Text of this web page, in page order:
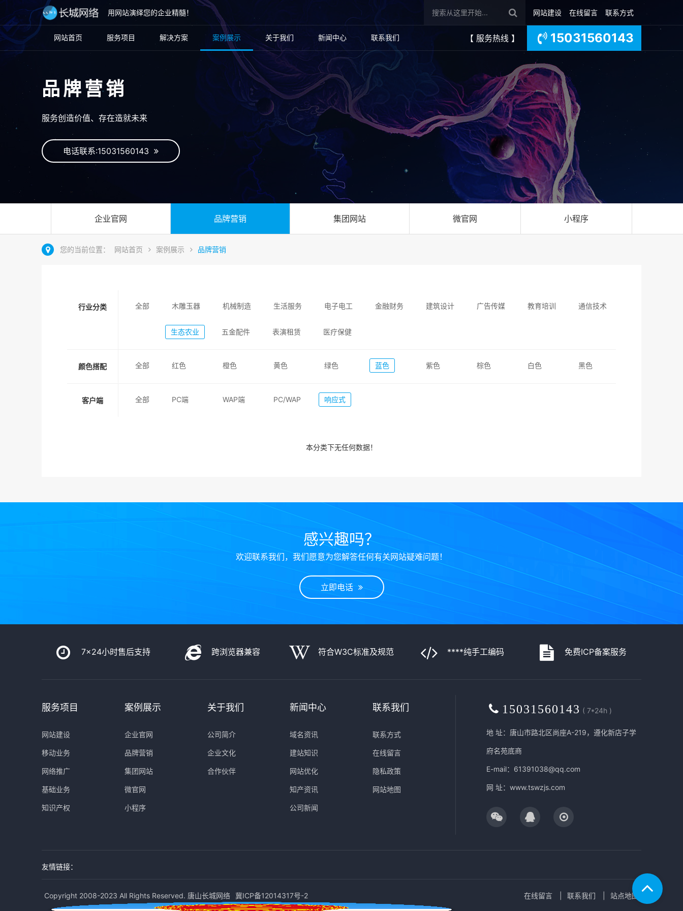
用网站演绎您的企业精髓！ 网站建设 在线留言 联系方式
网站首页 服务项目 解决方案 案例展示 关于我们 新闻中心 联系我们 【 服务热线 】 15031560143
品牌营销
服务创造价值、存在造就未来
电话联系:15031560143
企业官网 品牌营销 集团网站 微官网 小程序
您的当前位置： 网站首页 案例展示 品牌营销
行业分类 全部 木雕玉器 机械制造 生活服务 电子电工 金融财务 建筑设计 广告传媒 教育培训 通信技术
生态农业 五金配件 表演租赁 医疗保健
颜色搭配 全部 红色 橙色 黄色 绿色 蓝色 紫色 棕色 白色 黑色
客户端 全部 PC端 WAP端 PC/WAP 响应式
本分类下无任何数据！
感兴趣吗？
欢迎联系我们，我们愿意为您解答任何有关网站疑难问题！
立即电话
7x24小时售后支持 跨浏览器兼容 符合W3C标准及规范 ****纯手工编码 免费ICP备案服务
服务项目
网站建设
移动业务
网络推广
基础业务
知识产权
案例展示
企业官网
品牌营销
集团网站
微官网
小程序
关于我们
公司简介
企业文化
合作伙伴
新闻中心
域名资讯
建站知识
网站优化
知产资讯
公司新闻
联系我们
联系方式
在线留言
隐私政策
网站地图
15031560143 ( 7*24h )
地 址：唐山市路北区尚座A-219，遵化新店子学
府名苑底商
E-mail：61391038@qq.com
网 址：www.tswzjs.com
友情链接：
Copyright 2008-2023 All Rights Reserved. 唐山长城网络 冀ICP备12014317号-2 在线留言 联系我们 站点地图